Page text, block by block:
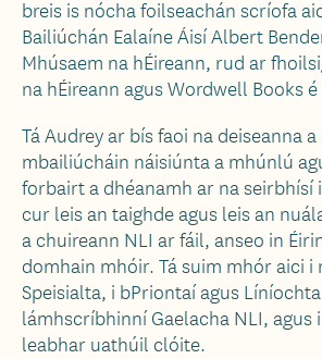
breis is nócha foilseachán scríofa
Bailiúchán Ealaíne Áisí Albert
Mhúsaem na hÉireann, rud ar
na hÉireann agus Wordwell Books é
Tá Audrey ar bís faoi na deiseanna
mbailiúcháin náisiúnta a mhúnlú
forbairt a dhéanamh ar na seirbhísí
cur leis an taighde agus leis an
a chuireann NLI ar fáil, anseo in
domhain mhóir. Tá suim mhór aici i
Speisialta, i bPriontaí agus
lámhscríbhinní Gaelacha NLI, agus
leabhar uathúil clóite.